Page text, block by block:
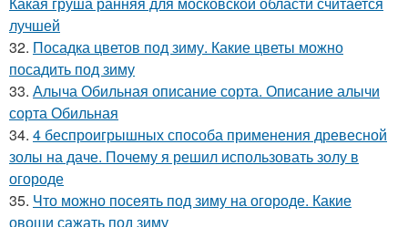
лучшей
32. Посадка цветов под зиму. Какие цветы можно
посадить под зиму
33. Алыча Обильная описание сорта. Описание алычи
сорта Обильная
34. 4 беспроигрышных способа применения древесной
золы на даче. Почему я решил использовать золу в
огороде
35. Что можно посеять под зиму на огороде. Какие
овощи сажать под зиму